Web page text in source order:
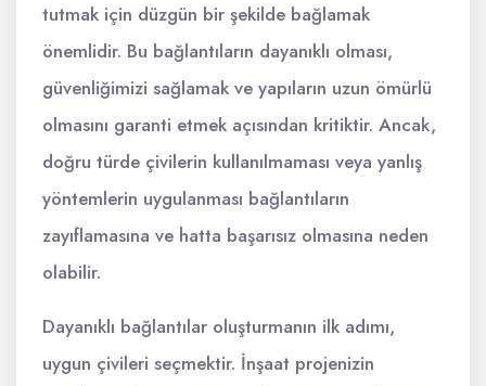
tutmak için düzgün bir şekilde bağlamak
önemlidir. Bu bağlantıların dayanıklı olması,
güvenliğimizi sağlamak ve yapıların uzun ömürlü
olmasını garanti etmek açısından kritiktir. Ancak,
doğru türde çivilerin kullanılmaması veya yanlış
yöntemlerin uygulanması bağlantıların
zayıflamasına ve hatta başarısız olmasına neden
olabilir.
Dayanıklı bağlantılar oluşturmanın ilk adımı,
uygun çivileri seçmektir. İnşaat projenizin